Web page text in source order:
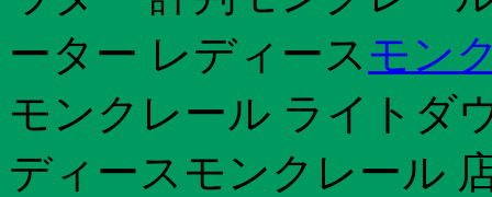
ーター レディース モン
モンクレール ライトダ
ディースモンクレール